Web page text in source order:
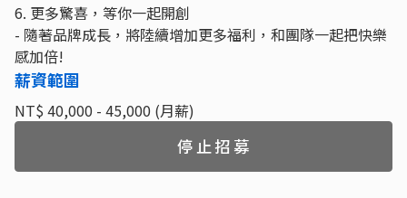
6. 更多驚喜，等你一起開創
- 隨著品牌成長，將陸續增加更多福利，和團隊一起把快樂
感加倍!
薪資範圍
NT$ 40,000 - 45,000 (月薪)
停止招募